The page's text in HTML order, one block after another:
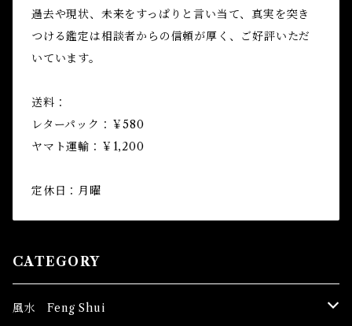
過去や現状、未来をすっぱりと言い当て、真実を突き
つける鑑定は相談者からの信頼が厚く、ご好評いただ
いています。
送料：
レターパック：￥580
ヤマト運輸：￥1,200
定休日：月曜
CATEGORY
風水 Feng Shui